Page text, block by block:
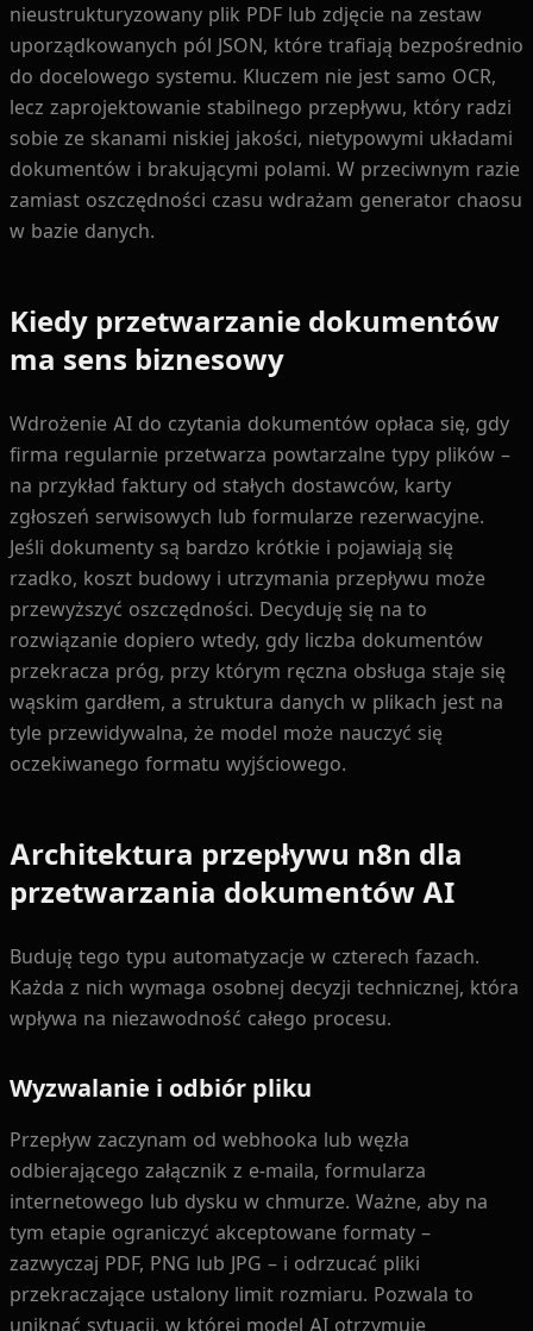
nieustrukturyzowany plik PDF lub zdjęcie na zestaw
uporządkowanych pól JSON, które trafiają bezpośrednio
do docelowego systemu. Kluczem nie jest samo OCR,
lecz zaprojektowanie stabilnego przepływu, który radzi
sobie ze skanami niskiej jakości, nietypowymi układami
dokumentów i brakującymi polami. W przeciwnym razie
zamiast oszczędności czasu wdrażam generator chaosu
w bazie danych.
Kiedy przetwarzanie dokumentów
ma sens biznesowy
Wdrożenie AI do czytania dokumentów opłaca się, gdy
firma regularnie przetwarza powtarzalne typy plików –
na przykład faktury od stałych dostawców, karty
zgłoszeń serwisowych lub formularze rezerwacyjne.
Jeśli dokumenty są bardzo krótkie i pojawiają się
rzadko, koszt budowy i utrzymania przepływu może
przewyższyć oszczędności. Decyduję się na to
rozwiązanie dopiero wtedy, gdy liczba dokumentów
przekracza próg, przy którym ręczna obsługa staje się
wąskim gardłem, a struktura danych w plikach jest na
tyle przewidywalna, że model może nauczyć się
oczekiwanego formatu wyjściowego.
Architektura przepływu n8n dla
przetwarzania dokumentów AI
Buduję tego typu automatyzacje w czterech fazach.
Każda z nich wymaga osobnej decyzji technicznej, która
wpływa na niezawodność całego procesu.
Wyzwalanie i odbiór pliku
Przepływ zaczynam od webhooka lub węzła
odbierającego załącznik z e-maila, formularza
internetowego lub dysku w chmurze. Ważne, aby na
tym etapie ograniczyć akceptowane formaty –
zazwyczaj PDF, PNG lub JPG – i odrzucać pliki
przekraczające ustalony limit rozmiaru. Pozwala to
uniknąć sytuacji, w której model AI otrzymuje